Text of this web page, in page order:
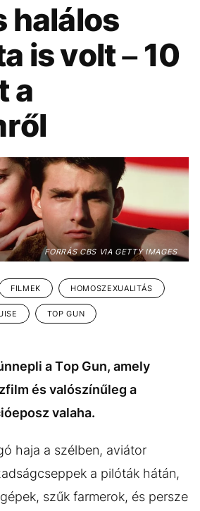
UTAZÁS
DESIGN
ARCOK
halálos
is volt – 10
a
FORRÁS CBS VIA GETTY IMAGES
FILMEK HOMOSZEXUALITÁS
TOP GUN
a Top Gun, amely
és valószínűleg a
valaha.
haja a szélben, aviátor
a pilóták hátán,
szűk farmerok, és persze